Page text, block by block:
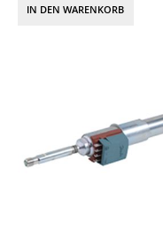
IN DEN WARENKORB